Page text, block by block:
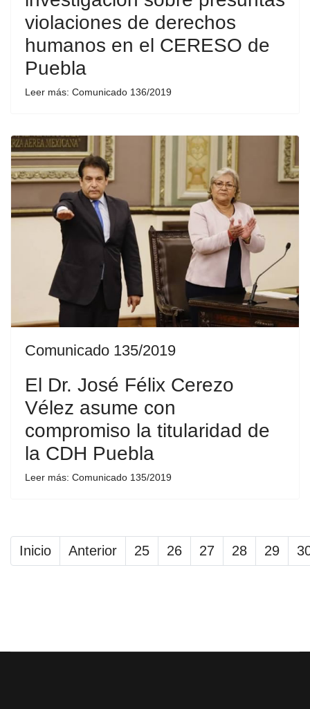
violaciones de derechos
humanos en el CERESO de
Puebla
Leer más: Comunicado 136/2019
Comunicado 135/2019
El Dr. José Félix Cerezo
Vélez asume con
compromiso la titularidad de
la CDH Puebla
Leer más: Comunicado 135/2019
Inicio Anterior 25 26 27 28 29